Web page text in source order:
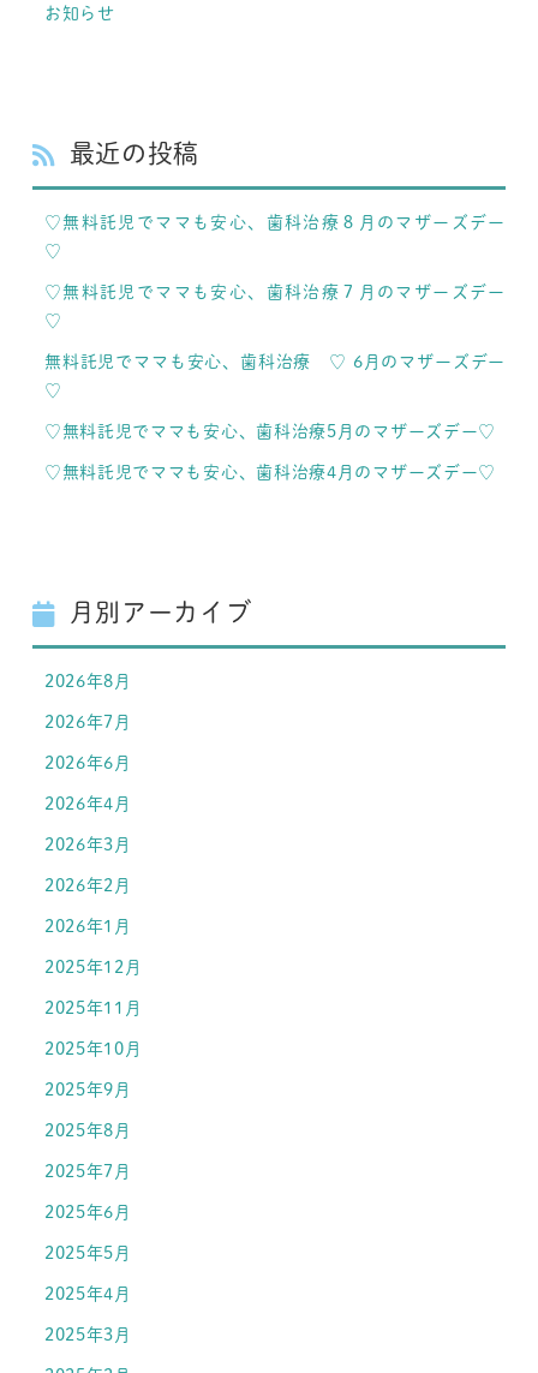
お知らせ
最近の投稿
♡無料託児でママも安心、歯科治療８月のマザーズデー
♡
♡無料託児でママも安心、歯科治療７月のマザーズデー
♡
無料託児でママも安心、歯科治療 ♡ 6月のマザーズデー
♡
♡無料託児でママも安心、歯科治療5月のマザーズデー♡
♡無料託児でママも安心、歯科治療4月のマザーズデー♡
月別アーカイブ
2026年8月
2026年7月
2026年6月
2026年4月
2026年3月
2026年2月
2026年1月
2025年12月
2025年11月
2025年10月
2025年9月
2025年8月
2025年7月
2025年6月
2025年5月
2025年4月
2025年3月